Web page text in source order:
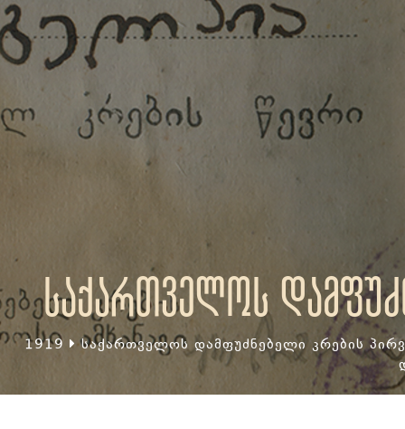
საქართველოს
1919
საქართველოს დამფუძნებელი კრების